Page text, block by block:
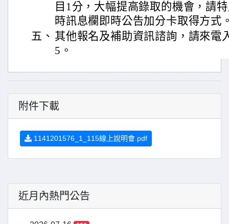
目1分，大幅提高錄取的機會，請
時訊息欄即時公告加分卡取得方式
五、 其他報名及補助資訊諮詢，請來電
5。
附件下載
1141201576_1_115線上說明會.pdf
近月內熱門公告